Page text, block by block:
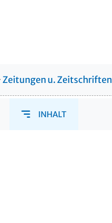
Zeitungen u. Zeitschriften
INHALT